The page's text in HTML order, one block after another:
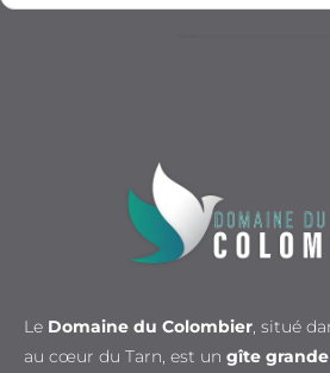
Le Domaine du Colombier, situé
au cœur du Tarn, est un gîte